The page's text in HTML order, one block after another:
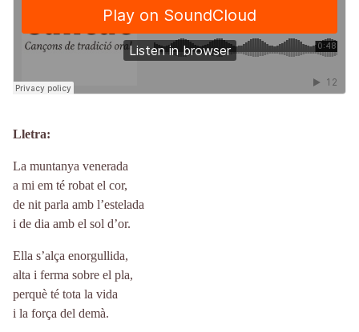
Lletra
La muntanya venerada
a mi em té robat el cor,
de nit parla amb l’estelada
i de dia amb el sol d’or.
Ella s’alça enorgullida,
alta i ferma sobre el pla,
perquè té tota la vida
i la força del demà.